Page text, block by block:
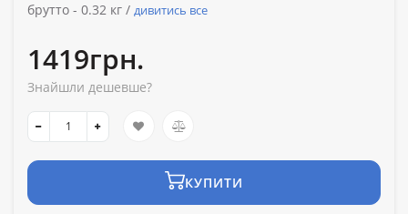
брутто - 0.32 кг / дивитись все
1419грн.
Знайшли дешевше?
КУПИТИ